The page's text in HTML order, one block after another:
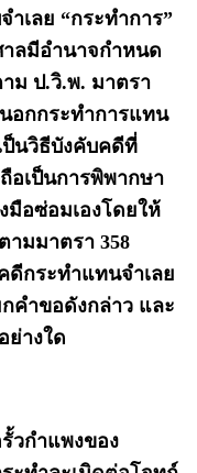
เลย “กระทำการ”
ลมีอำนาจกำหนด
ม ป.วิ.พ. มาตรา
อกกระทำการแทน
ป็นวิธีบังคับคดีที่
อเป็นการพิพากษา
อซ่อมเองโดยให้
ามมาตรา 358
ดีกระทำแทนจำเลย
คำขอดังกล่าว และ
ย่างใด
วกำแพงของ